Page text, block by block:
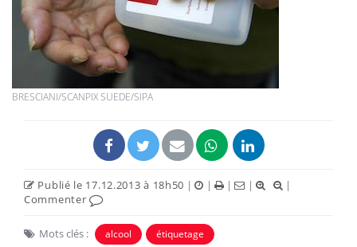
BRESCIANI/SCANPIX SUEDE/SIPA
Publié le 17.12.2013 à 18h50 | | | |
|
Commenter
Mots clés : alcool étiquetage